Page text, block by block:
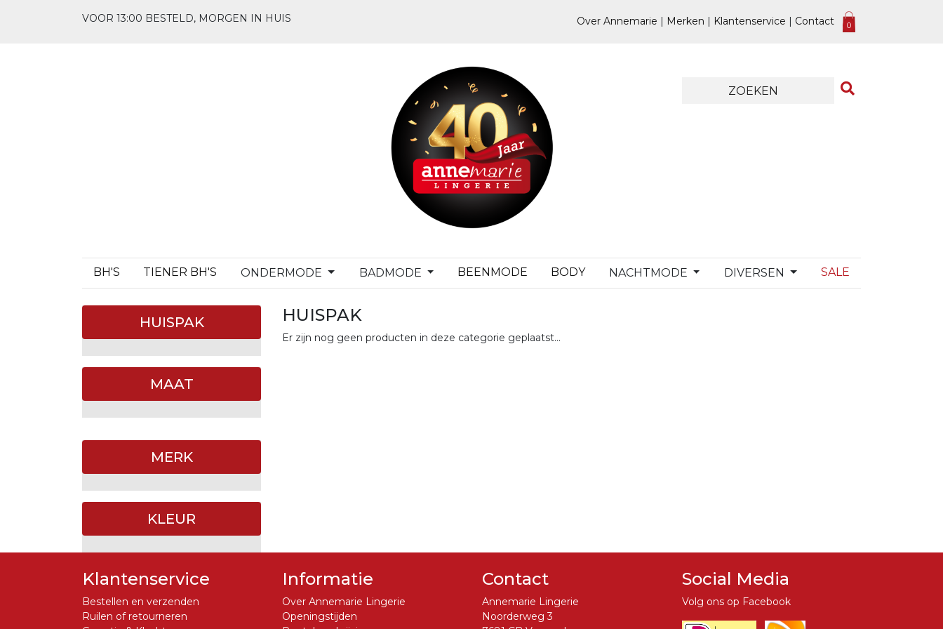
VOOR 13:00 BESTELD, MORGEN IN HUIS Over Annemarie | Merken | Klantenservice | Contact 0
BH'S TIENER BH'S ONDERMODE BADMODE BEENMODE BODY NACHTMODE DIVERSEN SALE
HUISPAK
MAAT
MERK
KLEUR
HUISPAK
Er zijn nog geen producten in deze categorie geplaatst…
Klantenservice
Bestellen en verzenden
Ruilen of retourneren
Informatie
Over Annemarie Lingerie
Openingstijden
Contact
Annemarie Lingerie
Noorderweg 3
Social Media
Volg ons op Facebook